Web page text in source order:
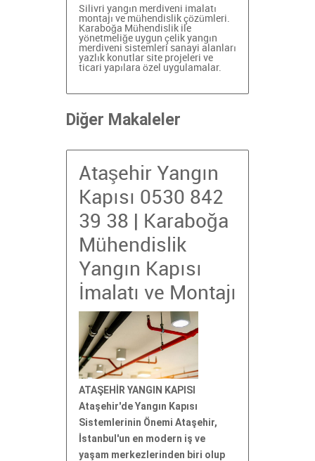
Silivri yangın merdiveni imalatı
montajı ve mühendislik çözümleri.
Karaboğa Mühendislik ile
yönetmeliğe uygun çelik yangın
merdiveni sistemleri sanayi alanları
yazlık konutlar site projeleri ve
ticari yapılara özel uygulamalar.
Diğer Makaleler
Ataşehir Yangın
Kapısı 0530 842
39 38 | Karaboğa
Mühendislik
Yangın Kapısı
İmalatı ve Montajı
ATAŞEHİR YANGIN KAPISI
Ataşehir'de Yangın Kapısı
Sistemlerinin Önemi Ataşehir,
İstanbul'un en modern iş ve
yaşam merkezlerinden biri olup